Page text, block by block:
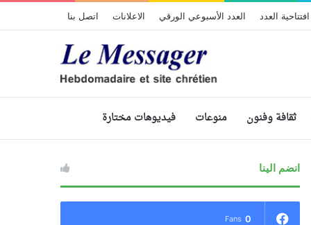
افتتاحية العدد العدد الأسبوعي الورقي الاعلانات اتصل بنا
ثقافة وفنون منوعات فيديوهات مختارة
انضم الينا
0
Fans